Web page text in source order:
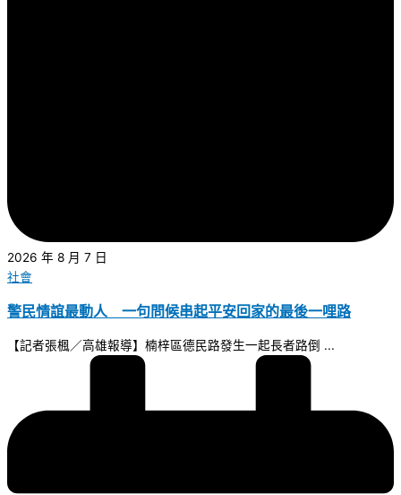
2026 年 8 月 7 日
社會
警民情誼最動人 一句問候串起平安回家的最後一哩路
【記者張楓／高雄報導】楠梓區德民路發生一起長者路倒 ...